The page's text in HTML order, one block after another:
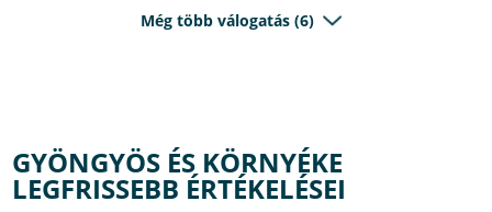
Még több válogatás (6)
GYÖNGYÖS ÉS KÖRNYÉKE
LEGFRISSEBB ÉRTÉKELÉSEI